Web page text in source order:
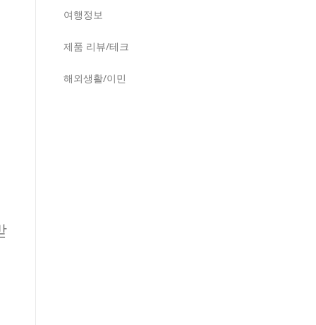
여행정보
제품 리뷰/테크
해외생활/이민